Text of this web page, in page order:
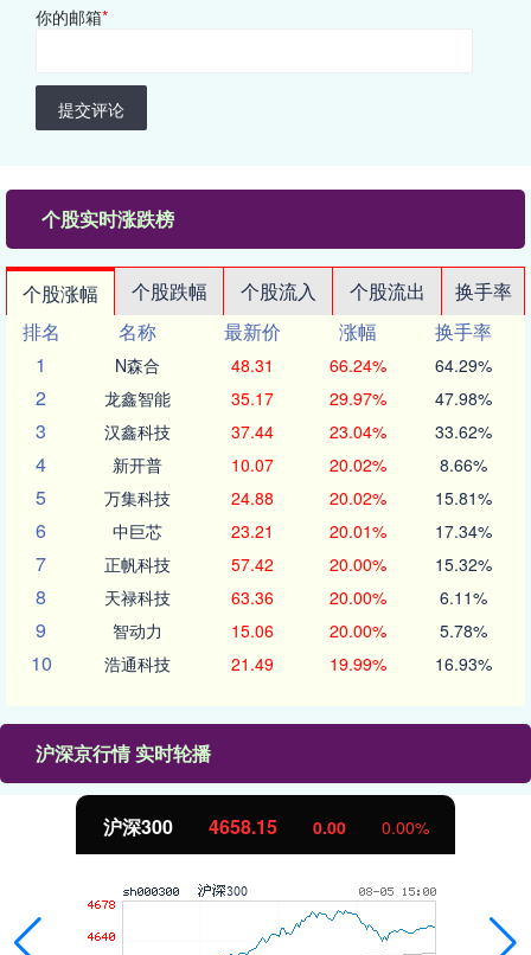
你的邮箱*
提交评论
个股实时涨跌榜
个股涨幅 个股跌幅 个股流入 个股流出
换手率
排名
名称 最新价 涨幅
换手率
1
N森合 48.31 66.24% 64.29%
2 龙鑫智能 35.17 29.97% 47.98%
3 汉鑫科技 37.44 23.04% 33.62%
4 新开普 10.07 20.02% 8.66%
5 万集科技 24.88 20.02% 15.81%
6 中巨芯 23.21 20.01% 17.34%
7 正帆科技 57.42 20.00% 15.32%
8 天禄科技 63.36 20.00% 6.11%
9 智动力 15.06 20.00% 5.78%
10 浩通科技 21.49 19.99% 16.93%
沪深京行情 实时轮播
北证50 1119.46 0.00 0.00%